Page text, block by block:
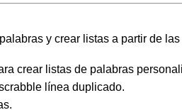
y crear listas a partir de
crear listas de palabras
línea duplicado.